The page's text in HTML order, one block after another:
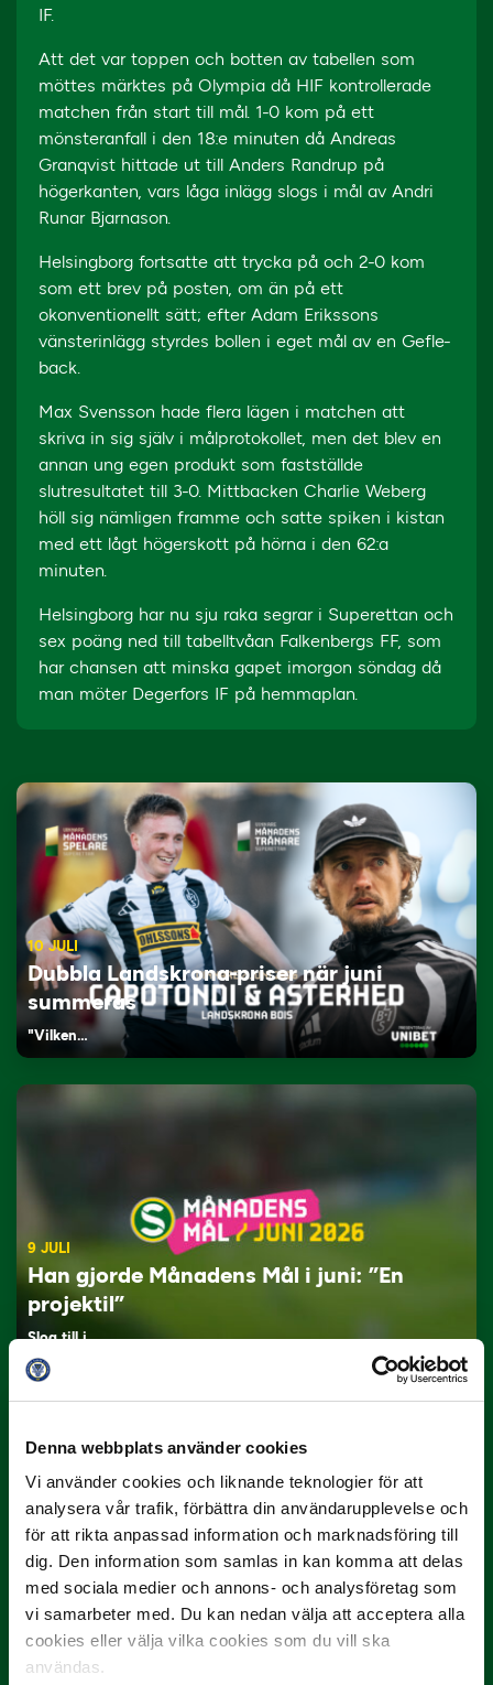
Denna webbplats använder cookies
Vi använder cookies och liknande teknologier för att
analysera vår trafik, förbättra din användarupplevelse och
för att rikta anpassad information och marknadsföring till
dig. Den information som samlas in kan komma att delas
med sociala medier och annons- och analysföretag som
vi samarbeter med. Du kan nedan välja att acceptera alla
cookies eller välja vilka cookies som du vill ska
användas.
IF.
Att det var toppen och botten av tabellen som
möttes märktes på Olympia då HIF kontrollerade
matchen från start till mål. 1-0 kom på ett
mönsteranfall i den 18:e minuten då Andreas
Granqvist hittade ut till Anders Randrup på
högerkanten, vars låga inlägg slogs i mål av Andri
Runar Bjarnason.
Helsingborg fortsatte att trycka på och 2-0 kom
som ett brev på posten, om än på ett
okonventionellt sätt; efter Adam Erikssons
vänsterinlägg styrdes bollen i eget mål av en Gefle-
back.
Max Svensson hade flera lägen i matchen att
skriva in sig själv i målprotokollet, men det blev en
annan ung egen produkt som fastställde
slutresultatet till 3-0. Mittbacken Charlie Weberg
höll sig nämligen framme och satte spiken i kistan
med ett lågt högerskott på hörna i den 62:a
minuten.
Helsingborg har nu sju raka segrar i Superettan och
sex poäng ned till tabelltvåan Falkenbergs FF, som
har chansen att minska gapet imorgon söndag då
man möter Degerfors IF på hemmaplan.
10 JULI
Dubbla Landskrona-priser när juni
summeras
"Vilken…
9 JULI
Han gjorde Månadens Mål i juni: ”En
projektil”
Slog till i…
3 JULI
Rösta på Månadens Spelare i juni
Yttrar gör…